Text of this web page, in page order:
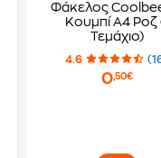
Φάκελος
Κουμπί Α4 Ροζ
Τεμάχιο)
4.6
0,50€